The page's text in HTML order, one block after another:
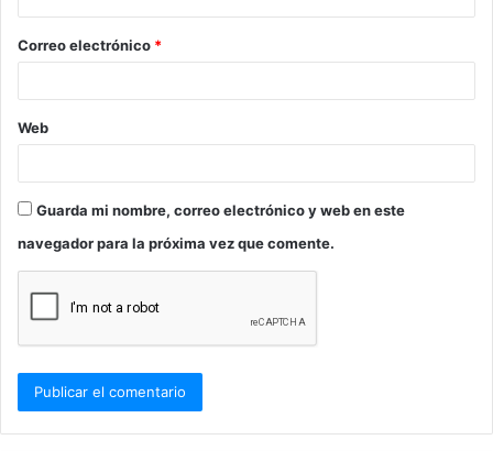
*
Correo electrónico *
Web
Guarda mi nombre, correo electrónico y web en este
navegador para la próxima vez que comente.